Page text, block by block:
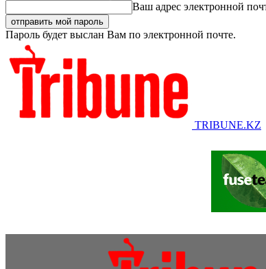
Ваш адрес электронной
Пароль будет выслан Вам по электронной почте.
TRIBUNE.KZ